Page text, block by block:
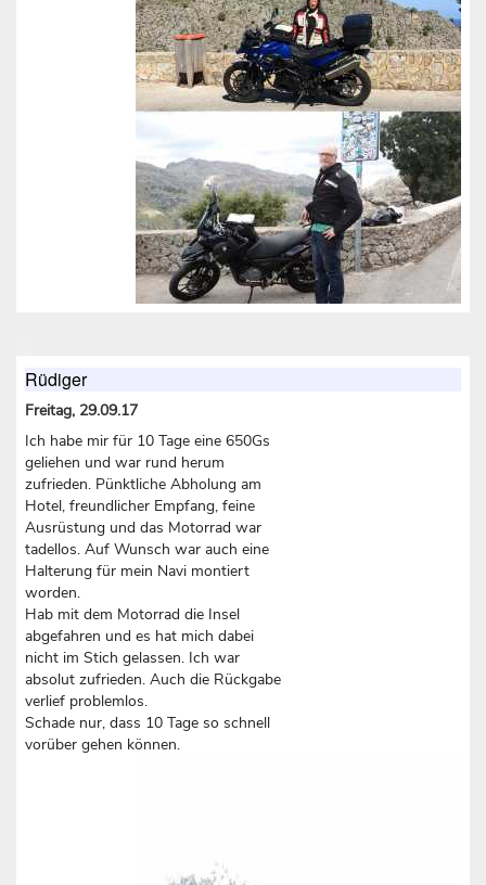
Rüdiger
Freitag, 29.09.17
Ich habe mir für 10 Tage eine 650Gs
geliehen und war rund herum
zufrieden. Pünktliche Abholung am
Hotel, freundlicher Empfang, feine
Ausrüstung und das Motorrad war
tadellos. Auf Wunsch war auch eine
Halterung für mein Navi montiert
worden.
Hab mit dem Motorrad die Insel
abgefahren und es hat mich dabei
nicht im Stich gelassen. Ich war
absolut zufrieden. Auch die Rückgabe
verlief problemlos.
Schade nur, dass 10 Tage so schnell
vorüber gehen können.